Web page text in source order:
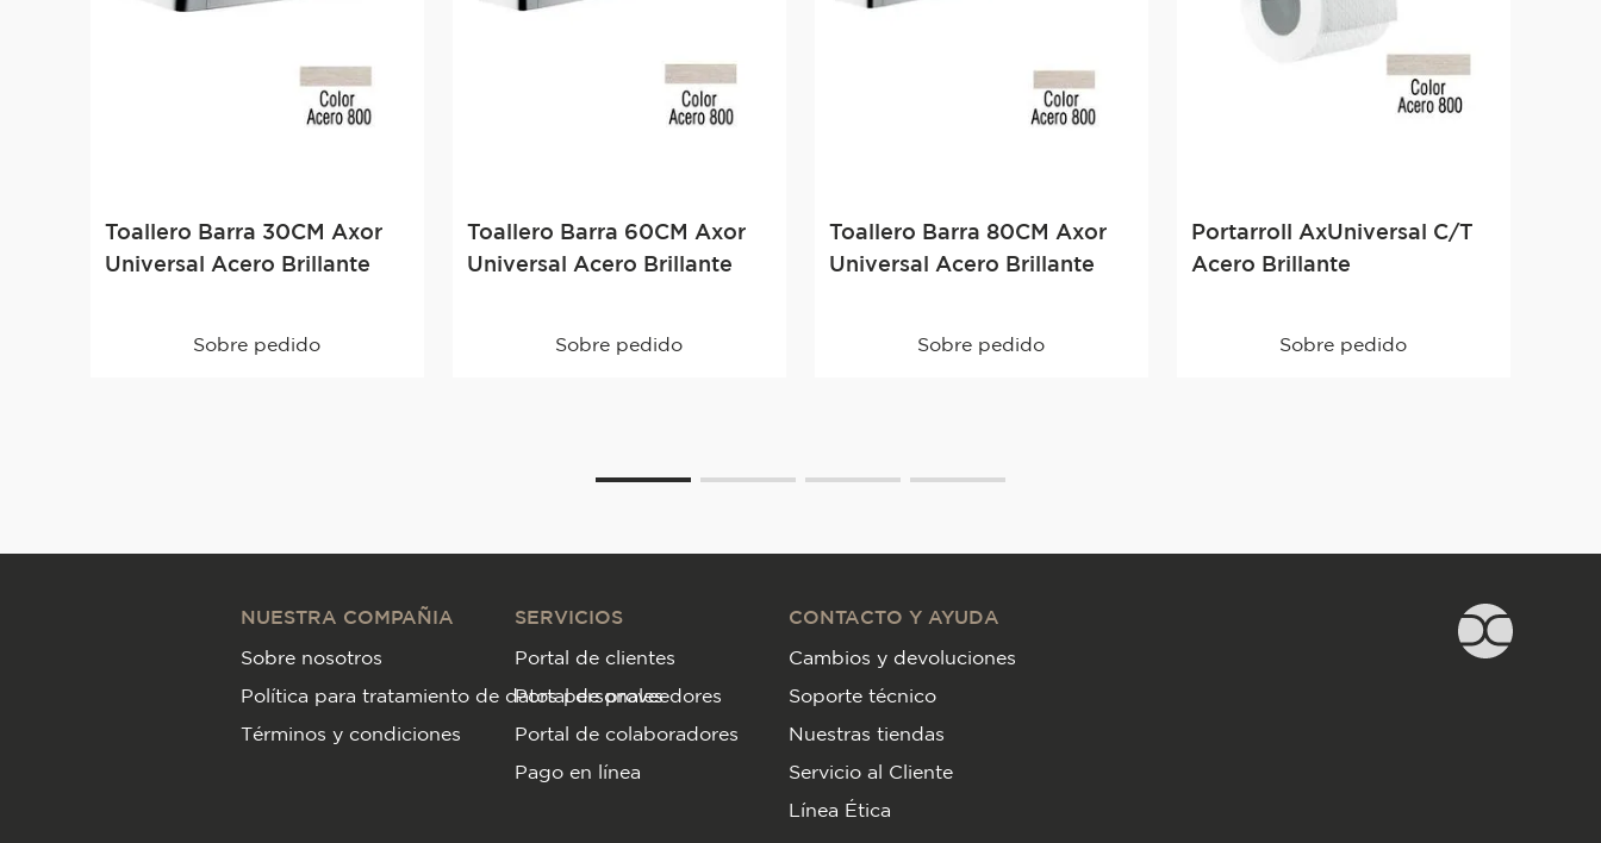
Toallero Barra 30CM Axor
Universal Acero Brillante
Sobre pedido
Toallero Barra 60CM Axor
Universal Acero Brillante
Sobre pedido
Toallero Barra 80CM Axor
Universal Acero Brillante
Sobre pedido
Portarroll AxUniversal C/T
Acero Brillante
Sobre pedido
NUESTRA COMPAÑIA
Sobre nosotros
Política para tratamiento de datos personales
Términos y condiciones
SERVICIOS
Portal de clientes
Portal de proveedores
Portal de colaboradores
Pago en línea
CONTACTO Y AYUDA
Cambios y devoluciones
Soporte técnico
Nuestras tiendas
Servicio al Cliente
Línea Ética